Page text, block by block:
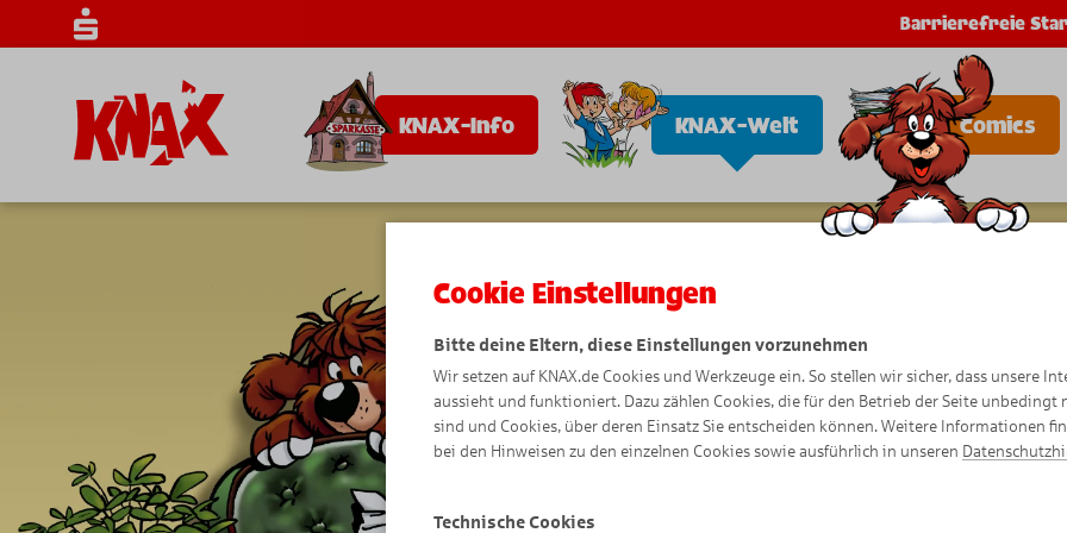
Barrierefreie
KNAX-Info KNAX-Welt Comics
Cookie Einstellungen
Bitte deine Eltern, diese Einstellungen vorzunehmen
Wir setzen auf KNAX.de Cookies und Werkzeuge ein. So stellen wir sicher, dass unsere
aussieht und funktioniert. Dazu zählen Cookies, die für den Betrieb der Seite unbedingt
sind und Cookies, über deren Einsatz Sie entscheiden können. Weitere Informationen
bei den Hinweisen zu den einzelnen Cookies sowie ausführlich in unseren
Technische Cookies